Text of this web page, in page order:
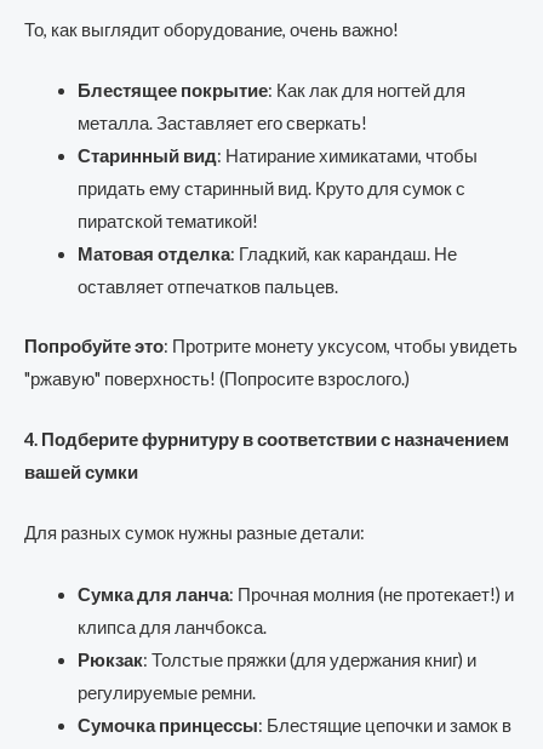
То, как выглядит оборудование, очень важно!
Блестящее покрытие: Как лак для ногтей для
металла. Заставляет его сверкать!
Старинный вид: Натирание химикатами, чтобы
придать ему старинный вид. Круто для сумок с
пиратской тематикой!
Матовая отделка: Гладкий, как карандаш. Не
оставляет отпечатков пальцев.
Попробуйте это: Протрите монету уксусом, чтобы увидеть
"ржавую" поверхность! (Попросите взрослого.)
4. Подберите фурнитуру в соответствии с назначением
вашей сумки
Для разных сумок нужны разные детали:
Сумка для ланча: Прочная молния (не протекает!) и
клипса для ланчбокса.
Рюкзак: Толстые пряжки (для удержания книг) и
регулируемые ремни.
Сумочка принцессы: Блестящие цепочки и замок в